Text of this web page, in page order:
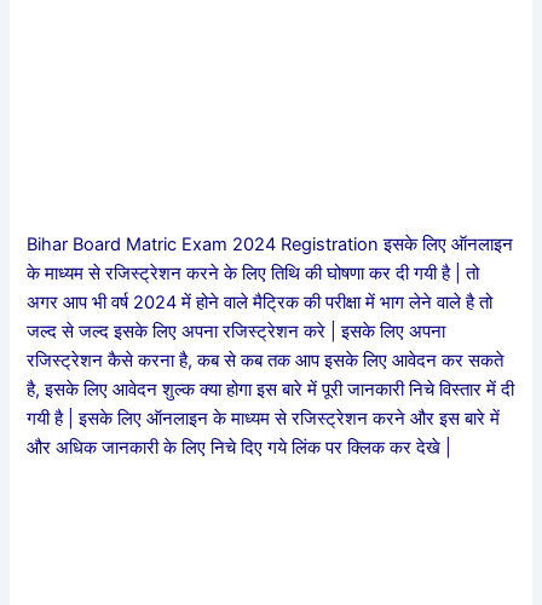
Bihar Board Matric Exam 2024 Registration इसके लिए ऑनलाइन
के माध्यम से रजिस्ट्रेशन करने के लिए तिथि की घोषणा कर दी गयी है | तो
अगर आप भी वर्ष 2024 में होने वाले मैट्रिक की परीक्षा में भाग लेने वाले है तो
जल्द से जल्द इसके लिए अपना रजिस्ट्रेशन करे | इसके लिए अपना
रजिस्ट्रेशन कैसे करना है, कब से कब तक आप इसके लिए आवेदन कर सकते
है, इसके लिए आवेदन शुल्क क्या होगा इस बारे में पूरी जानकारी निचे विस्तार में दी
गयी है | इसके लिए ऑनलाइन के माध्यम से रजिस्ट्रेशन करने और इस बारे में
और अधिक जानकारी के लिए निचे दिए गये लिंक पर क्लिक कर देखे |